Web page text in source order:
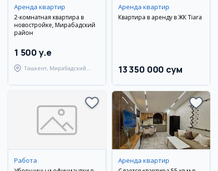
Аренда квартир
2-комнатная квартира в
новостройке, Мирабадский
район
1 500 y.e
Ташкент, Мирабадский
Аренда квартир
Квартира в аренду в ЖК Tiara
13 350 000 сум
Работа Аренда квартир